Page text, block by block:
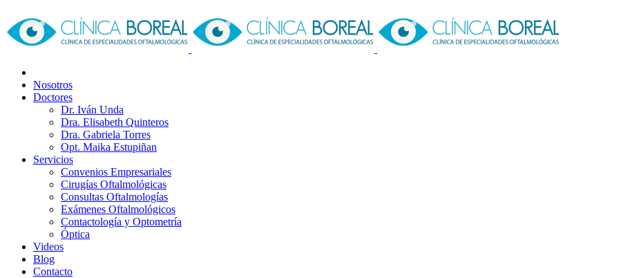
Nosotros
Doctores
Dr. Iván Unda
Dra. Elisabeth Quinteros
Dra. Gabriela Torres
Opt. Maika Estupiñan
Servicios
Convenios Empresariales
Cirugías Oftalmológicas
Consultas Oftalmologías
Exámenes Oftalmológicos
Contactología y Optometría
Óptica
Videos
Blog
Contacto